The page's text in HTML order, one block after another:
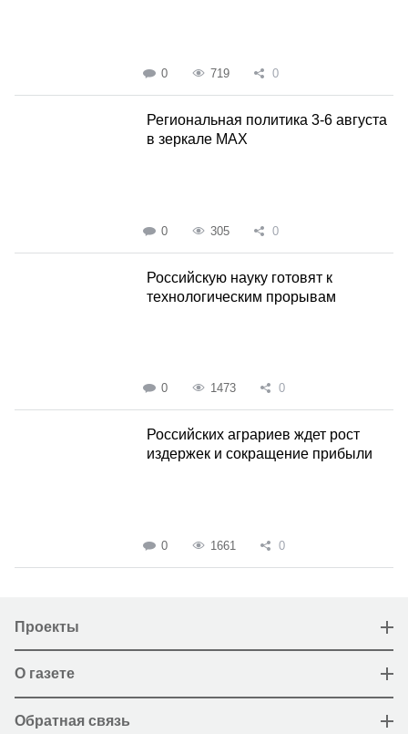
0 719 0
Региональная политика 3-6 августа
в зеркале MAX
0 305 0
Российскую науку готовят к
технологическим прорывам
0 1473 0
Российских аграриев ждет рост
издержек и сокращение прибыли
0 1661 0
Проекты
О газете
Обратная связь